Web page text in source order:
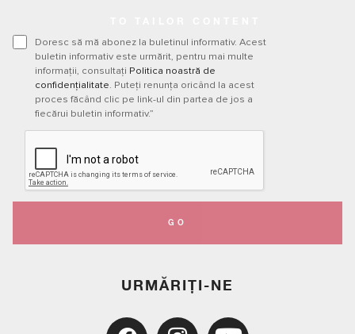
Doresc să mă abonez la buletinul informativ. Acest
buletin informativ este urmărit, pentru mai multe
informații, consultați Politica noastră de
confidențialitate. Puteți renunța oricând la acest
proces făcând clic pe link-ul din partea de jos a
fiecărui buletin informativ.”
GO
URMĂRIȚI-NE